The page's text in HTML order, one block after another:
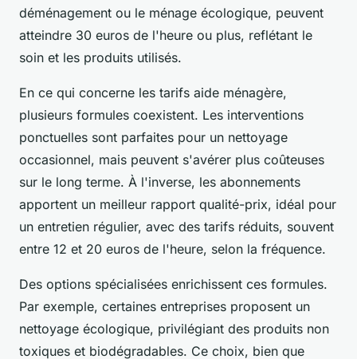
déménagement ou le ménage écologique, peuvent
atteindre 30 euros de l'heure ou plus, reflétant le
soin et les produits utilisés.
En ce qui concerne les tarifs aide ménagère,
plusieurs formules coexistent. Les interventions
ponctuelles sont parfaites pour un nettoyage
occasionnel, mais peuvent s'avérer plus coûteuses
sur le long terme. À l'inverse, les abonnements
apportent un meilleur rapport qualité-prix, idéal pour
un entretien régulier, avec des tarifs réduits, souvent
entre 12 et 20 euros de l'heure, selon la fréquence.
Des options spécialisées enrichissent ces formules.
Par exemple, certaines entreprises proposent un
nettoyage écologique, privilégiant des produits non
toxiques et biodégradables. Ce choix, bien que